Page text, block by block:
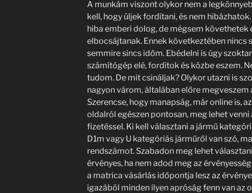
A munkám viszont olykor nem a
kell, hogy üljek fordítani, és nem
hiba emberi dolog, de mégsem követhetek
elbocsájtanak. Ennek következtében nincs
semmire sincs időm. Ebédelni is úgy
számítógép elé, fordítok és közbe eszem.
tudom. De mit csináljak? Olykor utazni is
nagyon várom, általában előre
Szerencse, hogy manapság, már online is, az
oldalról egészen pontosan, meg lehet
fizetéssel. Ki kell választani a jármű
D1m vagy U kategóriás járműről van szó,
rendszámot. Szabadon meg lehet
érvényes, ha nem adod meg az
a matrica vásárlás időpontja lesz az
igazából minden ilyen apróság fenn van az